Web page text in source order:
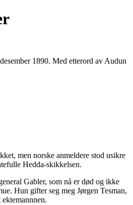
1890. Med etterord av Audun
men norske anmeldere stod usikre
Hedda-skikkelsen.
Gabler, som nå er død og ikke
Hun gifter seg meg Jørgen Tesman,